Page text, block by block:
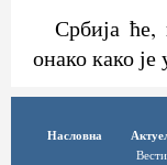
Србија
онако како
Насловна
Вести